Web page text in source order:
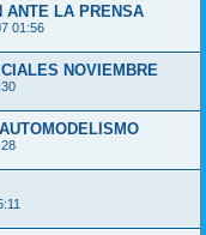
ANTE LA PRENSA
01:56
NOVIEMBRE